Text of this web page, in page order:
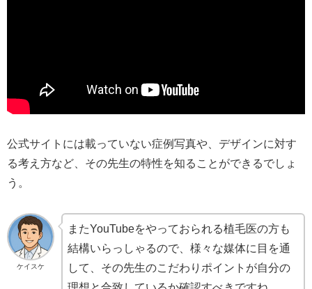
公式サイトには載っていない症例写真や、デザインに対す
る考え方など、その先生の特性を知ることができるでしょ
う。
ケイスケ
またYouTubeをやっておられる植毛医の方も
結構いらっしゃるので、様々な媒体に目を通
して、その先生のこだわりポイントが自分の